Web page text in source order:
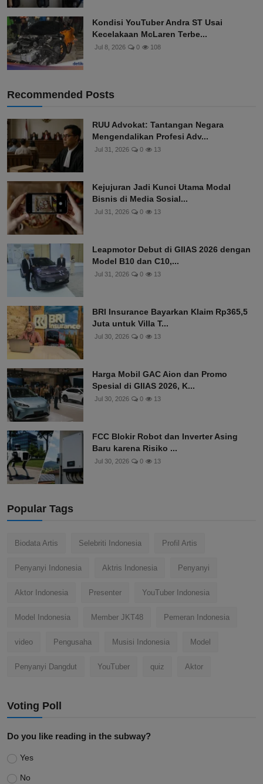
Kondisi YouTuber Andra ST Usai
Kecelakaan McLaren Terbe...
Jul 8, 2026 0 108
Recommended Posts
RUU Advokat: Tantangan Negara
Mengendalikan Profesi Adv...
Jul 31, 2026 0 13
Kejujuran Jadi Kunci Utama Modal
Bisnis di Media Sosial...
Jul 31, 2026 0 13
Leapmotor Debut di GIIAS 2026 dengan
Model B10 dan C10,...
Jul 31, 2026 0 13
BRI Insurance Bayarkan Klaim Rp365,5
Juta untuk Villa T...
Jul 30, 2026 0 13
Harga Mobil GAC Aion dan Promo
Spesial di GIIAS 2026, K...
Jul 30, 2026 0 13
FCC Blokir Robot dan Inverter Asing
Baru karena Risiko ...
Jul 30, 2026 0 13
Popular Tags
Biodata Artis Selebriti Indonesia Profil Artis
Penyanyi Indonesia Aktris Indonesia Penyanyi
Aktor Indonesia Presenter YouTuber Indonesia
Model Indonesia Member JKT48 Pemeran Indonesia
video Pengusaha Musisi Indonesia Model
Penyanyi Dangdut YouTuber quiz Aktor
Voting Poll
Do you like reading in the subway?
Yes
No